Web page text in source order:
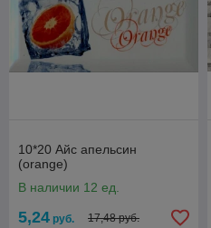
10*20 Айс апельсин
(orange)
В наличии 12 ед.
5,24 руб. 17,48 руб.